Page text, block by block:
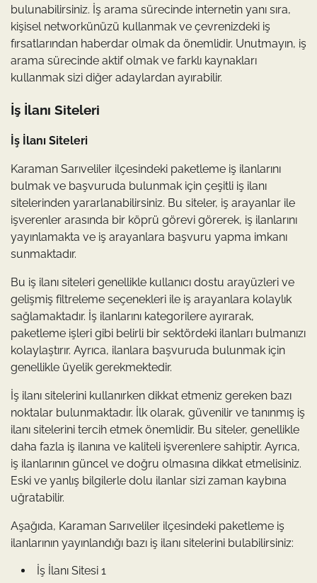
bulunabilirsiniz. İş arama sürecinde internetin yanı sıra,
kişisel networkünüzü kullanmak ve çevrenizdeki iş
fırsatlarından haberdar olmak da önemlidir. Unutmayın, iş
arama sürecinde aktif olmak ve farklı kaynakları
kullanmak sizi diğer adaylardan ayırabilir.
İş İlanı Siteleri
İş İlanı Siteleri
Karaman Sarıveliler ilçesindeki paketleme iş ilanlarını
bulmak ve başvuruda bulunmak için çeşitli iş ilanı
sitelerinden yararlanabilirsiniz. Bu siteler, iş arayanlar ile
işverenler arasında bir köprü görevi görerek, iş ilanlarını
yayınlamakta ve iş arayanlara başvuru yapma imkanı
sunmaktadır.
Bu iş ilanı siteleri genellikle kullanıcı dostu arayüzleri ve
gelişmiş filtreleme seçenekleri ile iş arayanlara kolaylık
sağlamaktadır. İş ilanlarını kategorilere ayırarak,
paketleme işleri gibi belirli bir sektördeki ilanları bulmanızı
kolaylaştırır. Ayrıca, ilanlara başvuruda bulunmak için
genellikle üyelik gerekmektedir.
İş ilanı sitelerini kullanırken dikkat etmeniz gereken bazı
noktalar bulunmaktadır. İlk olarak, güvenilir ve tanınmış iş
ilanı sitelerini tercih etmek önemlidir. Bu siteler, genellikle
daha fazla iş ilanına ve kaliteli işverenlere sahiptir. Ayrıca,
iş ilanlarının güncel ve doğru olmasına dikkat etmelisiniz.
Eski ve yanlış bilgilerle dolu ilanlar sizi zaman kaybına
uğratabilir.
Aşağıda, Karaman Sarıveliler ilçesindeki paketleme iş
ilanlarının yayınlandığı bazı iş ilanı sitelerini bulabilirsiniz:
İş İlanı Sitesi 1